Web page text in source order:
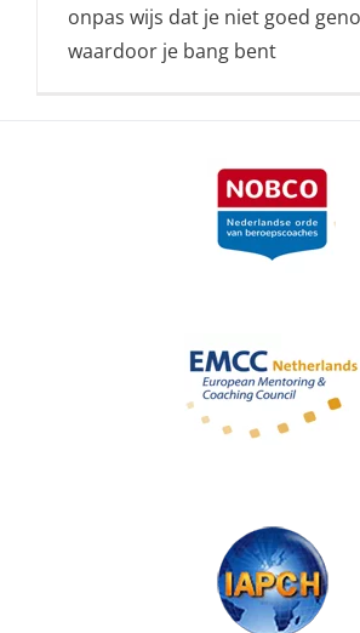
onpas wijs dat je niet goed
waardoor je bang bent